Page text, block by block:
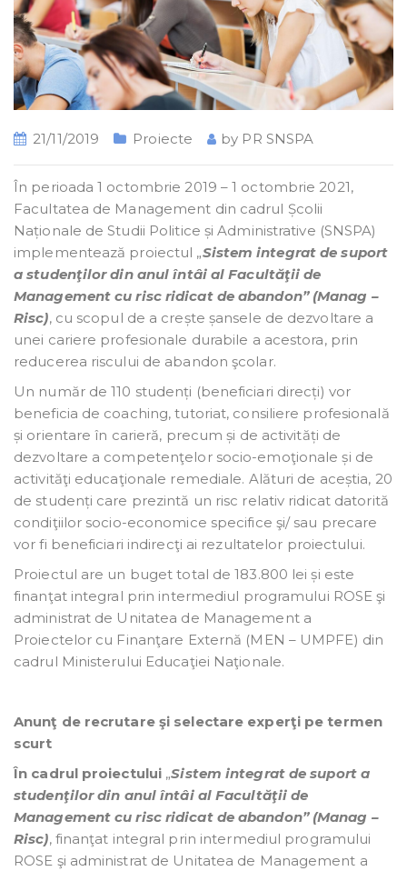
21/11/2019 Proiecte by PR SNSPA
În perioada 1 octombrie 2019 – 1 octombrie 2021,
Facultatea de Management din cadrul Școlii
Naționale de Studii Politice și Administrative (SNSPA)
implementează proiectul „Sistem integrat de suport
a studenţilor din anul întâi al Facultăţii de
Management cu risc ridicat de abandon” (Manag –
Risc), cu scopul de a crește șansele de dezvoltare a
unei cariere profesionale durabile a acestora, prin
reducerea riscului de abandon şcolar.
Un număr de 110 studenți (beneficiari direcți) vor
beneficia de coaching, tutoriat, consiliere profesională
și orientare în carieră, precum și de activități de
dezvoltare a competenţelor socio-emoţionale și de
activităţi educaţionale remediale. Alături de aceștia, 20
de studenți care prezintă un risc relativ ridicat datorită
condiţiilor socio-economice specifice şi/ sau precare
vor fi beneficiari indirecţi ai rezultatelor proiectului.
Proiectul are un buget total de 183.800 lei și este
finanţat integral prin intermediul programului ROSE şi
administrat de Unitatea de Management a
Proiectelor cu Finanţare Externă (MEN – UMPFE) din
cadrul Ministerului Educaţiei Naţionale.
Anunţ de recrutare şi selectare experţi pe termen
scurt
În cadrul proiectului „Sistem integrat de suport a
studenţilor din anul întâi al Facultăţii de
Management cu risc ridicat de abandon” (Manag –
Risc), finanţat integral prin intermediul programului
ROSE şi administrat de Unitatea de Management a